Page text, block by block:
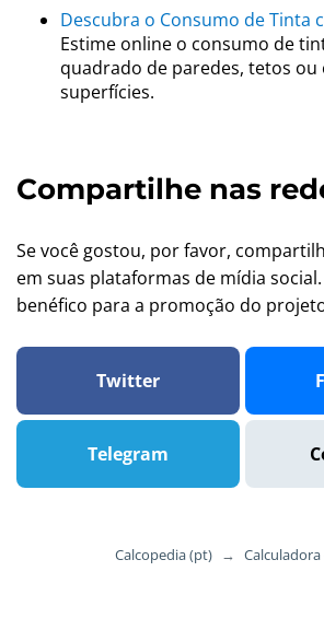
Descubra o Consumo de Tinta
Estime online o consumo de
quadrado de paredes, tetos ou
superfícies.
Compartilhe nas
Se você gostou, por favor,
em suas plataformas de mídia
benéfico para a promoção do
Twitter
Telegram
Calcopedia (pt) → Calculadora